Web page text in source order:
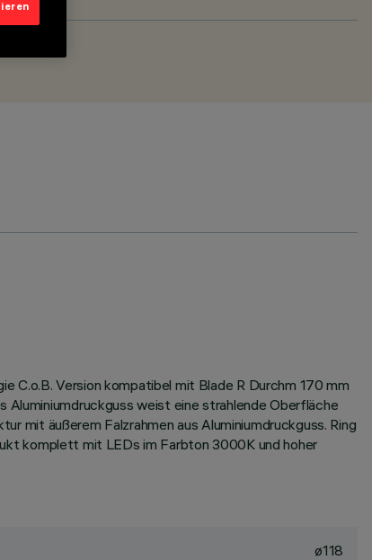
C.o.B. Version kompatibel mit Blade R Durchm 170 mm
weist eine strahlende Oberfläche
mit äußerem Falzrahmen aus Aluminiumdruckguss. Ring
komplett mit LEDs im Farbton 3000K und hoher
ø118